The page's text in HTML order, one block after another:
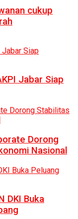
cukup
Jabar Siap
Dorong
Nasional
DKI Buka